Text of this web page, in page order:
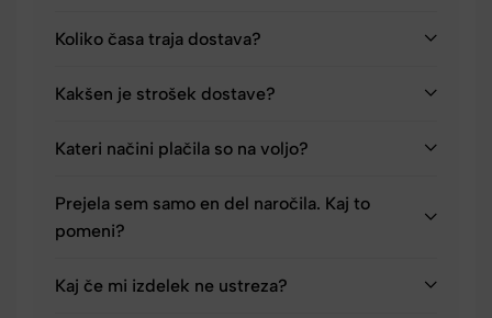
Koliko časa traja dostava?
Kakšen je strošek dostave?
Kateri načini plačila so na voljo?
Prejela sem samo en del naročila. Kaj to
pomeni?
Kaj če mi izdelek ne ustreza?